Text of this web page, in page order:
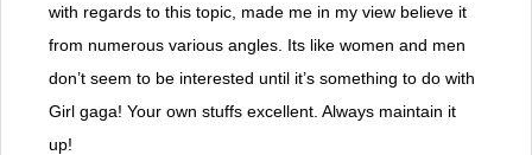
with regards to this topic, made me in my view believe it
from numerous various angles. Its like women and men
don’t seem to be interested until it’s something to do with
Girl gaga! Your own stuffs excellent. Always maintain it
up!